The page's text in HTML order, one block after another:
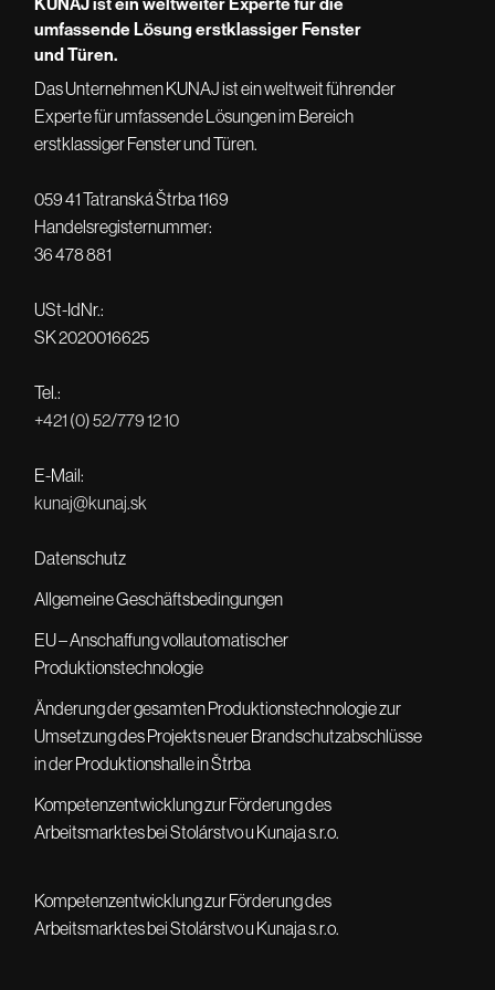
Eichenoptik „verzaubern“ lassen und
bereuen es überhaupt nicht. Super,
umfassende Lösung erstklassiger Fenster
und Türen.
Das Unternehmen KUNAJ ist ein weltweit führender
Experte für umfassende Lösungen im Bereich
erstklassiger Fenster und Türen.
059 41 Tatranská Štrba 1169
Handelsregisternummer:
36 478 881
USt-IdNr.:
SK 2020016625
Tel.:
+421 (0) 52/779 12 10
E-Mail:
kunaj@kunaj.sk
Datenschutz
Allgemeine Geschäftsbedingungen
EU – Anschaffung vollautomatischer
Produktionstechnologie
Änderung der gesamten Produktionstechnologie zur
Umsetzung des Projekts neuer Brandschutzabschlüsse
in der Produktionshalle in Štrba
Kompetenzentwicklung zur Förderung des
Arbeitsmarktes bei Stolárstvo u Kunaja s.r.o.
Kompetenzentwicklung zur Förderung des
Arbeitsmarktes bei Stolárstvo u Kunaja s.r.o.